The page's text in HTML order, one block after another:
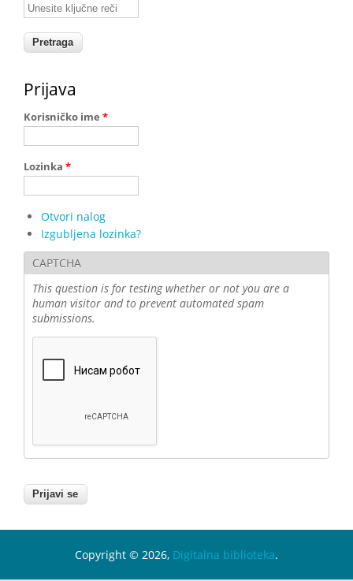
Unesite ključne reči
Prijava
Korisničko ime *
Lozinka *
Otvori nalog
Izgubljena lozinka?
CAPTCHA
This question is for testing whether or not you are a
human visitor and to prevent automated spam
submissions.
Copyright © 2026, Digitalna biblioteka.